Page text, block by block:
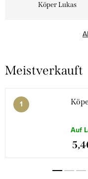
Köper Lukas
Köper 100%
Twill
Meistverkauft
Auf